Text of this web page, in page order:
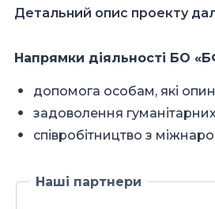
Детальний опис проекту
Напрямки діяльності БО
допомога особам, які
задоволення
співробітництво з
Наші партнери